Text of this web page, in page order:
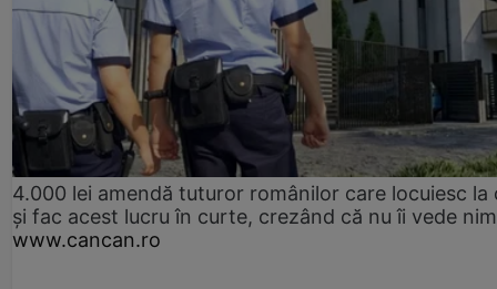
4.000 lei amendă tuturor românilor care locuiesc la
și fac acest lucru în curte, crezând că nu îi vede
www.cancan.ro